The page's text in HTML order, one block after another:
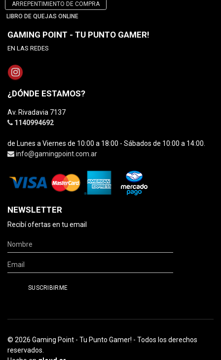
ARREPENTIMIENTO DE COMPRA
LIBRO DE QUEJAS ONLINE
GAMING POINT - TU PUNTO GAMER!
EN LAS REDES
¿DÓNDE ESTAMOS?
Av. Rivadavia 7137
1140994692
de Lunes a Viernes de 10:00 a 18:00 - Sábados de 10:00 a 14:00.
info@gamingpoint.com.ar
NEWSLETTER
Recibí ofertas en tu email
© 2026 Gaming Point - Tu Punto Gamer! - Todos los derechos
reservados.